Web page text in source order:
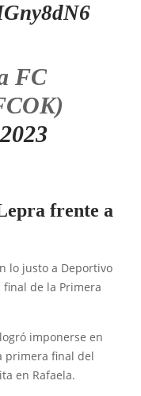
FC
frente a
lo justo a Deportivo
de la Primera
imponerse en
primera final del
en Rafaela.